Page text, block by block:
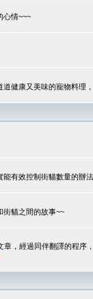
心情~~~
健康又美味的寵物料理
有效控制街貓數量的辦
街貓之間的故事~~
，經過同伴翻譯的程序